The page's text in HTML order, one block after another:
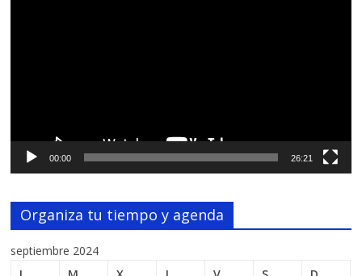
00:00 26:21
Organiza tu tiempo y agenda
septiembre 2024